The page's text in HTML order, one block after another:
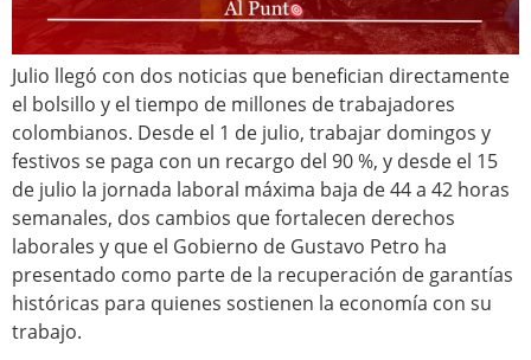
Julio llegó con dos noticias que benefician directamente
el bolsillo y el tiempo de millones de trabajadores
colombianos. Desde el 1 de julio, trabajar domingos y
festivos se paga con un recargo del 90 %, y desde el 15
de julio la jornada laboral máxima baja de 44 a 42 horas
semanales, dos cambios que fortalecen derechos
laborales y que el Gobierno de Gustavo Petro ha
presentado como parte de la recuperación de garantías
históricas para quienes sostienen la economía con su
trabajo.